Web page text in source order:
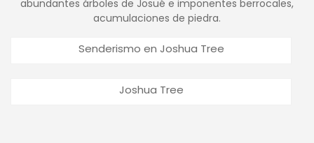
abundantes árboles de Josué e imponentes berrocales,
acumulaciones de piedra.
Senderismo en Joshua Tree
Joshua Tree